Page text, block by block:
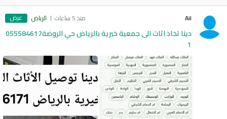
Ail منذ 5 ساعات الرياض عرض
دينا تخاذ اثاث الى جمعية خيرية بالرياض حي الروضة055584617
1